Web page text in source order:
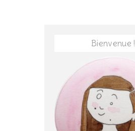
Bienvenue !